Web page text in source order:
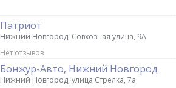
Патриот
Нижний Новгород, Совхозная улица, 9А
Нет отзывов
Бонжур-Авто, Нижний Новгород
Нижний Новгород, улица Стрелка, 7а